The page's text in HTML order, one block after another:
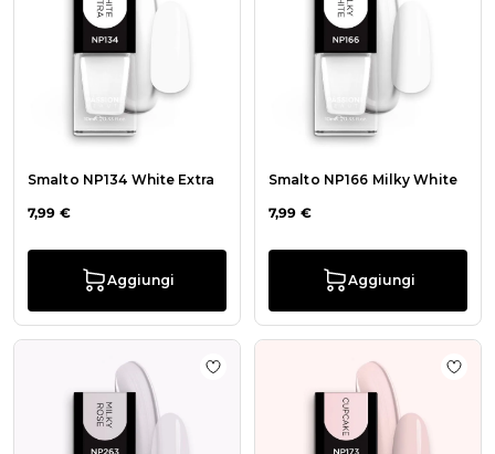
Smalto NP134 White Extra
7,99 €
Aggiungi
Smalto NP166 Milky White
7,99 €
Aggiungi
Aggiungi alla wishlist Smalto